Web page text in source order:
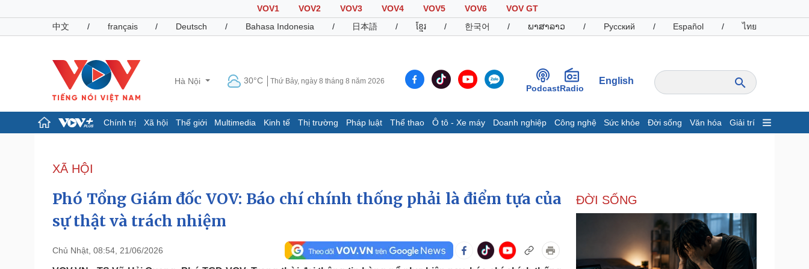
VOV1 VOV2 VOV3 VOV4 VOV5 VOV6
VOV GT
中文
/ français / Deutsch / Bahasa Indonesia / 日本語 / ខ្មែរ / 한국어 / ພາສາລາວ / Русский / Español / ไทย
Hà Nội 30°C Thứ Bảy, ngày 8 tháng 8 năm 2026
PodcastRadio
English
Chính trị Xã hội Thế giới Multimedia Kinh tế Thị trường Pháp luật Thể thao Ô tô - Xe máy Doanh nghiệp Công nghệ Sức khỏe Đời sống Văn hóa Giải trí
Đảng
Tổ chức nhân sự
Nhận diện sự thật
Giáo dục
Dấu ấn VOV
Việc làm
Biển đảo
E-Magazine
Infographic
Giá cà phê
Pháp luật
Thể thao
Ô tô - Xe máy
Doanh nghiệp
Thông tin doanh nghiệp
Công nghệ
Sành điệu
XÃ HỘI
Phó Tổng Giám đốc VOV: Báo chí chính thống phải là điểm tựa của
sự thật và trách nhiệm
Chủ Nhật, 08:54, 21/06/2026
ĐỜI SỐNG